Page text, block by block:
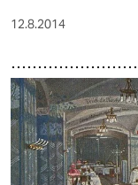
12.8.2014